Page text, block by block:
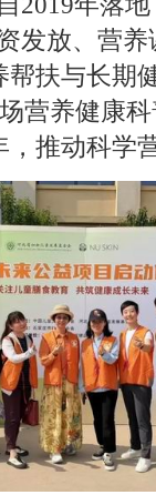
发放、营
扶与长期
营养健康
推动科学